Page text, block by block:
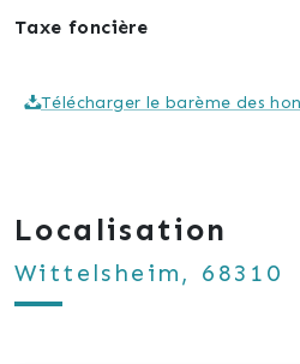
Taxe foncière
Télécharger le barème des
Localisation
Wittelsheim, 68310